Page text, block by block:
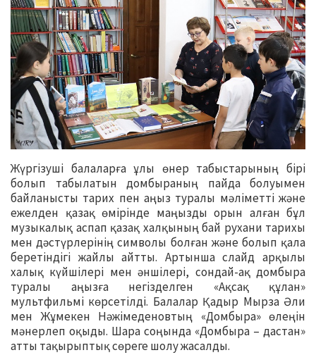
Жүргізуші балаларға ұлы өнер табыстарының бірі
болып табылатын домбыраның пайда болуымен
байланысты тарих пен аңыз туралы мәліметті және
ежелден қазақ өмірінде маңызды орын алған бұл
музыкалық аспап қазақ халқының бай рухани тарихы
мен дәстүрлерінің символы болған және болып қала
беретіндігі жайлы айтты. Артынша слайд арқылы
халық күйшілері мен әншілері, сондай-ақ домбыра
туралы аңызға негізделген «Ақсақ құлан»
мультфильмі көрсетілді. Балалар Қадыр Мырза Әли
мен Жұмекен Нәжімеденовтың «Домбыра» өлеңін
мәнерлеп оқыды. Шара соңында «Домбыра – дастан»
атты тақырыптық сөреге шолу жасалды.